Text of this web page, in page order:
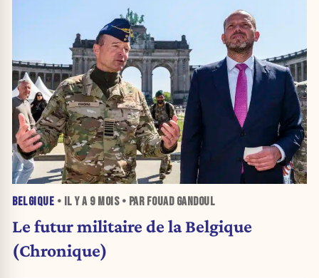
BELGIQUE • IL Y A 9 MOIS• PAR FOUAD GANDOUL
Le futur militaire de la Belgique
(Chronique)